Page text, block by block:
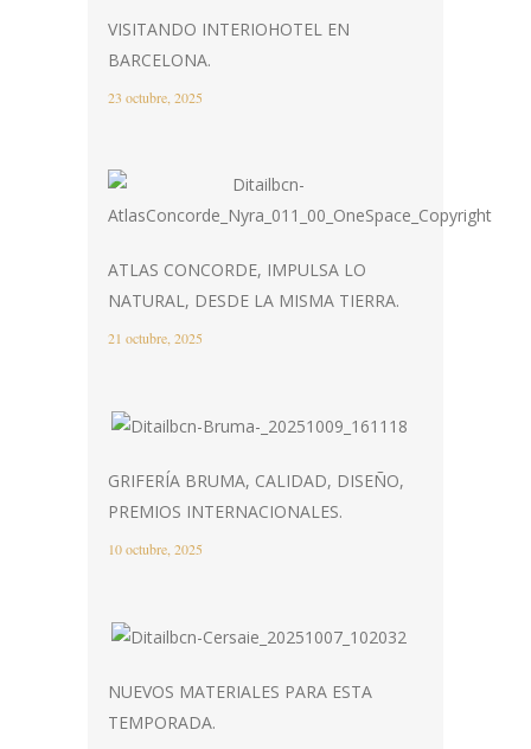
VISITANDO INTERIOHOTEL EN
BARCELONA.
23 octubre, 2025
ATLAS CONCORDE, IMPULSA LO
NATURAL, DESDE LA MISMA TIERRA.
21 octubre, 2025
GRIFERÍA BRUMA, CALIDAD, DISEÑO,
PREMIOS INTERNACIONALES.
10 octubre, 2025
NUEVOS MATERIALES PARA ESTA
TEMPORADA.